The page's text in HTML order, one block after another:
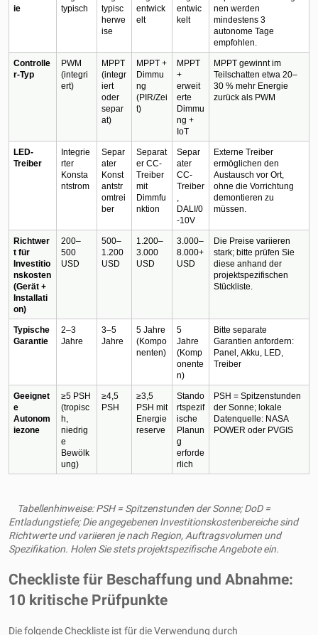
ie
typisch
typisc
herwe
ise
entwick
elt
entwic
kelt
nen werden
mindestens 3
autonome Tage
empfohlen.
Controlle
r-Typ
PWM
(integri
ert)
MPPT
(integr
iert
oder
separ
at)
MPPT +
Dimmu
ng
(PIR/Zei
t)
MPPT
+
erweit
erte
Dimmu
ng +
IoT
MPPT gewinnt im
Teilschatten etwa 20–
30 % mehr Energie
zurück als PWM
LED-
Treiber
Integrie
rter
Konsta
ntstrom
Separ
ater
Konst
antstr
omtrei
ber
Separat
er CC-
Treiber
mit
Dimmfu
nktion
Separ
ater
CC-
Treiber
DALI/0
-10V
Externe Treiber
ermöglichen den
Austausch vor Ort,
ohne die Vorrichtung
demontieren zu
müssen.
Richtwer
t für
Investitio
nskosten
(Gerät +
Installati
on)
200–
500
USD
500–
1.200
USD
1.200–
3.000
USD
3.000–
8.000+
USD
Die Preise variieren
stark; bitte prüfen Sie
diese anhand der
projektspezifischen
Stückliste.
Typische
Garantie
2–3
Jahre
3–5
Jahre
5 Jahre
(Kompo
nenten)
5
Jahre
(Komp
onente
n)
Bitte separate
Garantien anfordern:
Panel, Akku, LED,
Treiber
Geeignet
e
Autonom
iezone
≥5 PSH
(tropisc
h,
niedrig
e
Bewölk
ung)
≥4,5
PSH
≥3,5
PSH mit
Energie
reserve
Stando
rtspezif
ische
Planun
g
erforde
rlich
PSH = Spitzenstunden
der Sonne; lokale
Datenquelle: NASA
POWER oder PVGIS
Tabellenhinweise: PSH = Spitzenstunden der Sonne; DoD =
Entladungstiefe; Die angegebenen Investitionskostenbereiche sind
Richtwerte und variieren je nach Region, Auftragsvolumen und
Spezifikation. Holen Sie stets projektspezifische Angebote ein.
Checkliste für Beschaffung und Abnahme:
10 kritische Prüfpunkte
Die folgende Checkliste ist für die Verwendung durch